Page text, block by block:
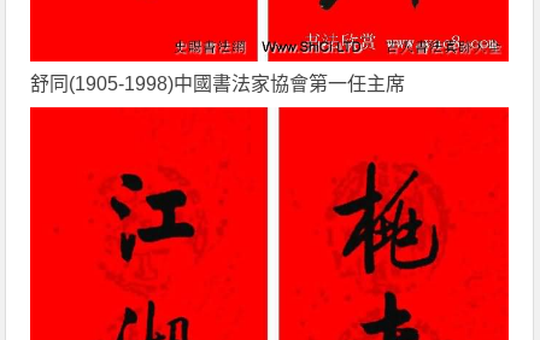
舒同(1905-1998)中國書法家協會第一任主席